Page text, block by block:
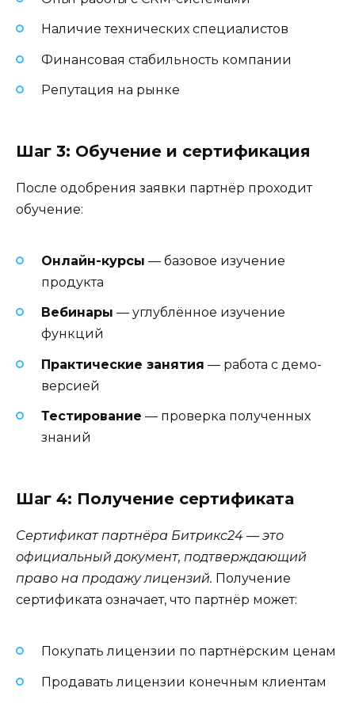
Наличие технических специалистов
Финансовая стабильность компании
Репутация на рынке
Шаг 3: Обучение и сертификация
После одобрения заявки партнёр проходит
обучение:
Онлайн-курсы — базовое изучение
продукта
Вебинары — углублённое изучение
функций
Практические занятия — работа с демо-
версией
Тестирование — проверка полученных
знаний
Шаг 4: Получение сертификата
Сертификат партнёра Битрикс24 — это
официальный документ, подтверждающий
право на продажу лицензий. Получение
сертификата означает, что партнёр может:
Покупать лицензии по партнёрским ценам
Продавать лицензии конечным клиентам